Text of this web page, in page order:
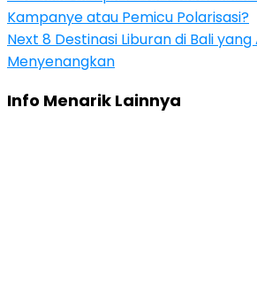
Kampanye atau Pemicu Polarisasi?
Next 8 Destinasi Liburan di Bali yang
Menyenangkan
Info Menarik Lainnya